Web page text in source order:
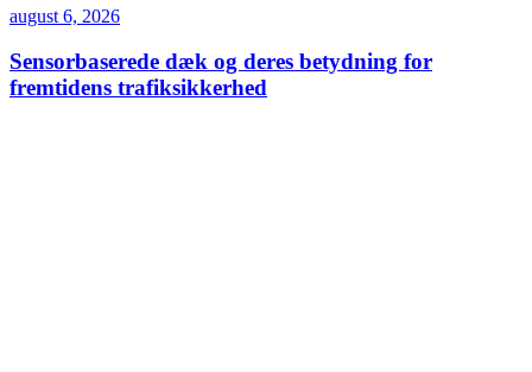
august 6, 2026
Sensorbaserede dæk og deres betydning for
fremtidens trafiksikkerhed